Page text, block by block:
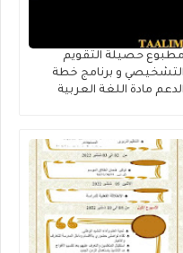
مطبوع حصيلة التقويم
التشخيصي و برنامج خطة
الدعم مادة اللغة العربية